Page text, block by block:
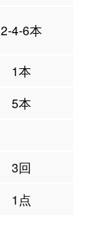
2-4-6本
1本
5本
3回
1点